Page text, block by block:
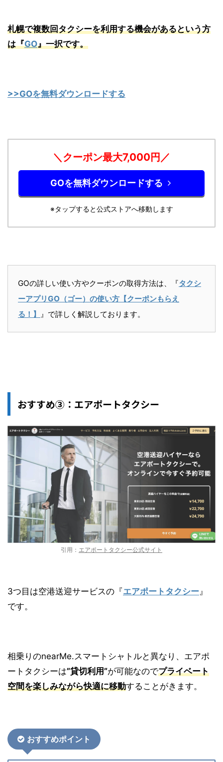
札幌で複数回タクシーを利用する機会があるという方
は『GO』一択です。
>>GOを無料ダウンロードする
＼クーポン最大7,000円／
GOを無料ダウンロードする
※タップすると公式ストアへ移動します
GOの詳しい使い方やクーポンの取得方法は、『タクシ
ーアプリGO（ゴー）の使い方【クーポンもらえ
る！】
』で詳しく解説しております。
おすすめ③：エアポートタクシー
引用： エアポートタクシー公式サイト
3つ目は空港送迎サービスの『エアポートタクシー』
です。
相乗りのnearMe.スマートシャトルと異なり、エアポ
ートタクシーは”貸切利用”が可能なのでプライベート
空間を楽しみながら快適に移動することがきます。
おすすめポイント